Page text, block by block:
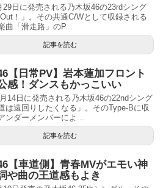
29日に発売される乃木坂46の23rdシング
！」。その共通C/Wとして収録される
曲「滑走路」のP...
記事を読む
【日常PV】岩本蓮加フロント
感！ダンスもかっこいい
14日に発売される乃木坂46の22ndシング
は遠回りしたくなる」。そのType-Bに収
ンダーメンバーによ...
記事を読む
【車道側】青春MVがエモい神
や曲の王道感もよき